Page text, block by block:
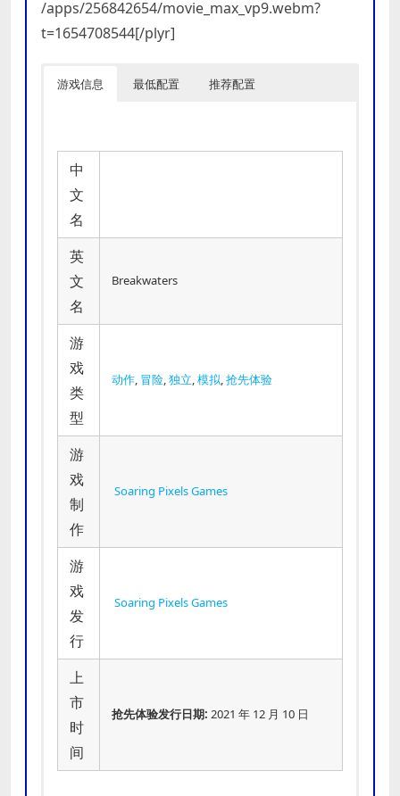
/apps/256842654/movie_max_vp9.webm?
t=1654708544[/plyr]
游戏信息 最低配置 推荐配置
中
文
名
英
文
名
Breakwaters
游
戏
类
型
动作 冒险 独立 模拟 抢先体验
游
戏
制
作
Soaring Pixels Games
游
戏
发
行
Soaring Pixels Games
上
市
时
间
抢先体验发行日期: 2021 年 12 月 10 日